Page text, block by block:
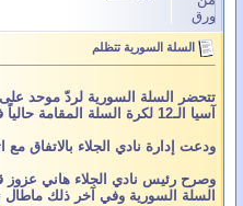
السلة السورية تتظلم
آسيا الـ12 لكرة السلة المقامة حالياً في العاصمة الأردنية عمّان.
ودعت إدارة نادي الجلاء بالاتفاق مع اتحاد كرة السلة السوري إلى عقد مؤتمر
وصرح رئيس نادي الجلاء هاني عزوز
السلة السورية وفي آخر ذلك